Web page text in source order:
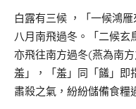
白露有三候 ，「一候鴻
八月南飛過冬。「二候
亦飛往南方過冬(燕為南
羞」，「羞」同「饈」即
肅殺之氣，紛紛儲備食糧